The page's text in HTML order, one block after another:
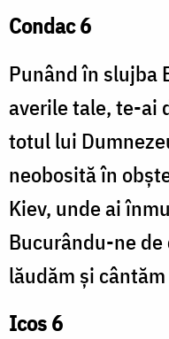
Condac 6
Punând în slujba
averile tale, te-ai
totul lui
neobosită în
Kiev, unde ai
Bucurându-ne de
lăudăm și
Icos 6